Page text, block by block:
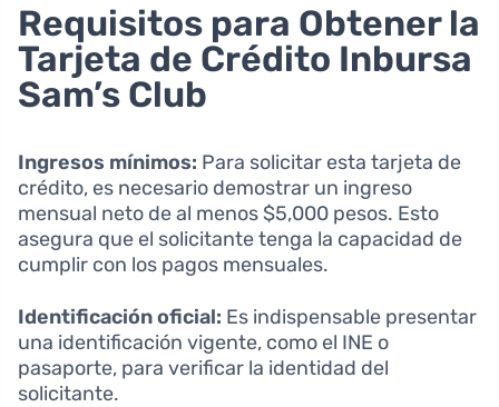
Requisitos para Obtener la
Tarjeta de Crédito Inbursa
Sam’s Club
Ingresos mínimos: Para solicitar esta tarjeta de
crédito, es necesario demostrar un ingreso
mensual neto de al menos $5,000 pesos. Esto
asegura que el solicitante tenga la capacidad de
cumplir con los pagos mensuales.
Identificación oficial: Es indispensable presentar
una identificación vigente, como el INE o
pasaporte, para verificar la identidad del
solicitante.